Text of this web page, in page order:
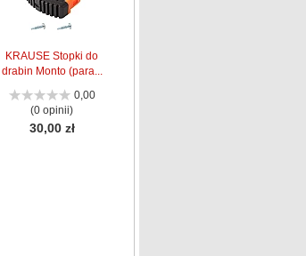
KRAUSE Stopki do
drabin Monto (para...
0,00
(0 opinii)
30,00 zł